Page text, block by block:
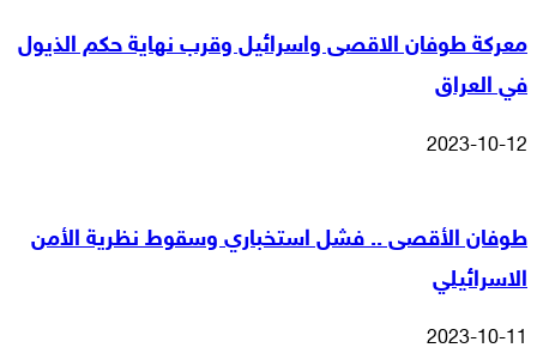
معركة طوفان الاقصى واسرائيل وقرب نهاية حكم الذيول
في العراق
2023-10-12
طوفان الأقصى .. فشل استخباري وسقوط نظرية الأمن
الاسرائيلي
2023-10-11